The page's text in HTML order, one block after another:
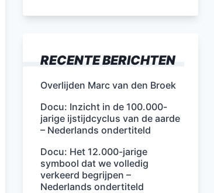
RECENTE BERICHTEN
Overlijden Marc van den Broek
Docu: Inzicht in de 100.000-
jarige ijstijdcyclus van de aarde
– Nederlands ondertiteld
Docu: Het 12.000-jarige
symbool dat we volledig
verkeerd begrijpen –
Nederlands ondertiteld